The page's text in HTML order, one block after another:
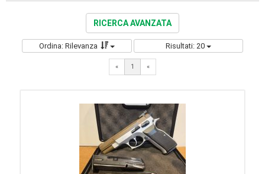
RICERCA AVANZATA
Ordina: Rilevanza Risultati: 20
« 1 «